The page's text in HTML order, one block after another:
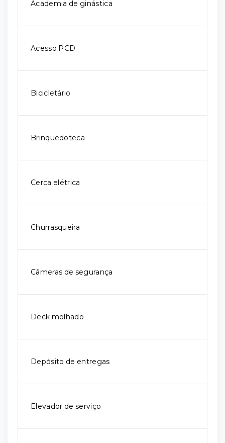
Academia de ginástica
Acesso PCD
Bicicletário
Brinquedoteca
Cerca elétrica
Churrasqueira
Câmeras de segurança
Deck molhado
Depósito de entregas
Elevador de serviço